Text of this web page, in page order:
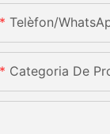
Telèfon/
Categoria De